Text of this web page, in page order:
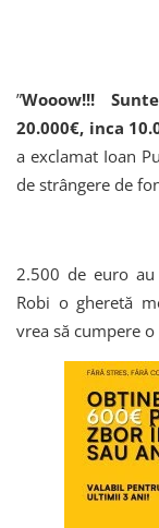
”Wooow!!!
20.000€, inca
a exclamat Ioan
de strângere de
2.500 de euro
Robi o gheretă
vrea să cumpere